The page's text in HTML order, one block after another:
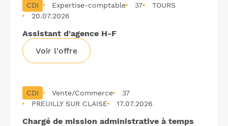
CDI Expertise-comptable 37
TOURS
20.07.2026
Assistant d'agence H-F
Voir l'offre
CDI Vente/Commerce
37
PREUILLY SUR CLAISE
17.07.2026
Chargé de mission administrative à temps